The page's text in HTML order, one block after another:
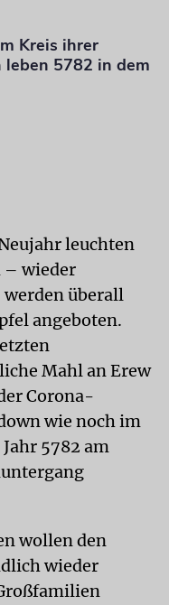
Kreis ihrer
leben 5782 in dem
leuchten
– wieder
überall
angeboten.
Mahl an Erew
Corona-
wie noch im
5782 am
wollen den
wieder